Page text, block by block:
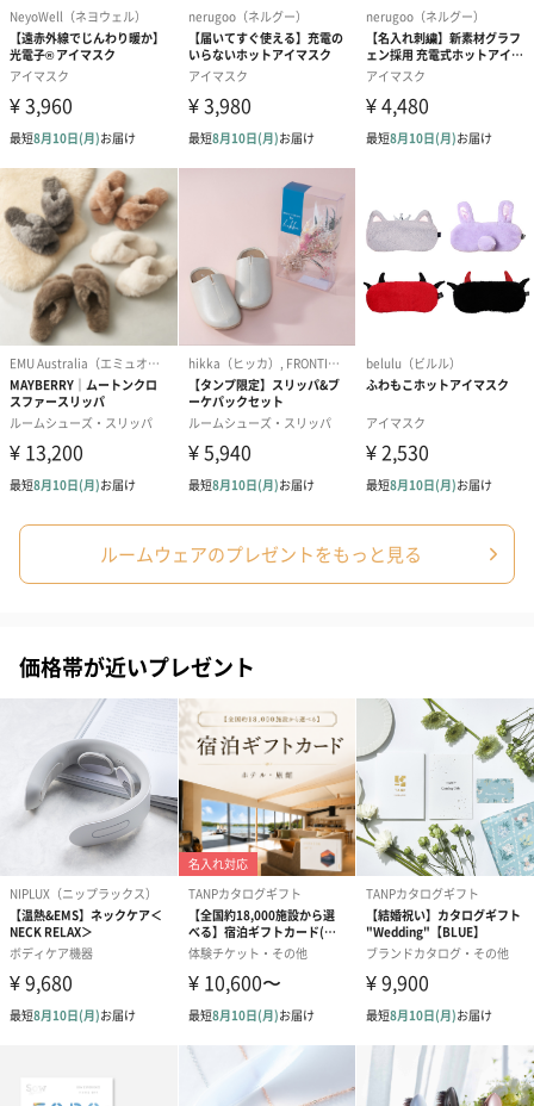
スイーツ
スイーツを同梱してお届けいたします。ギフトへの＋αにおすすめ
です。
ゼリーバウム カット
円）
麦わらパンダバウム
り〜 3号（864
スキンケアグッズ
スキンケアグッズを同梱してお届けします。
ハンドクリーム3本セッ
ト【ありがとう】
（1,100円）
シャワージェル＆ハン
ドクリーム（ピンクグ
レープフルーツ）
（2,145円）
シャワージェ
ドクリーム（
ッシュローズ
円）
リラックスグッズ
リラックスグッズを同梱してお届けします。
ルームウェアのプレゼントをもっと見る
価格帯が近いプレゼント